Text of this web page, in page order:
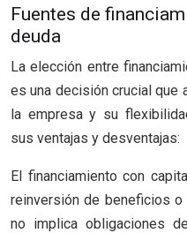
Fuentes de
deuda
La elección entre
es una decisión crucial que
la empresa y su
sus ventajas y desventajas:
El financiamiento con
reinversión de beneficios
no implica obligaciones